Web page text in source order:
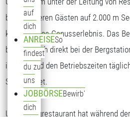
auf
dich
ANREISESo
findest
du zu
uns
JOBBÖRSEBewirb'
dich
bietet unseren Gästen auf 2.000 m
kulinarisches Genusserlebnis. Das
befindet sich direkt bei der
ist während den Betriebszeiten
Sie geöffnet.
Unser Bergrestaurant hat während